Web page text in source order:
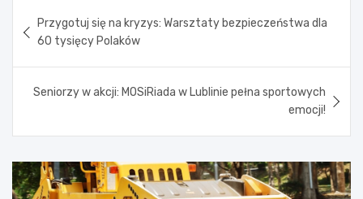
wpisu
Przygotuj się na kryzys: Warsztaty bezpieczeństwa dla
60 tysięcy Polaków
Seniorzy w akcji: MOSiRiada w Lublinie pełna sportowych
emocji!